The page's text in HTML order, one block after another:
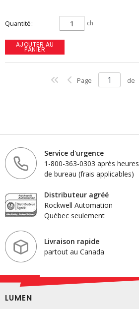
Quantité ch
AJOUTER AU
PANIER
Page de
Service d'urgence
1-800-363-0303 après heures
de bureau (frais applicables)
Distributeur agréé
Rockwell Automation
Québec seulement
Livraison rapide
partout au Canada
LUMEN